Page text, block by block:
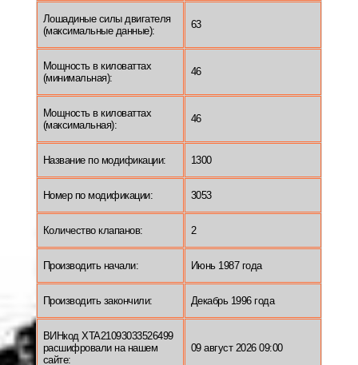
Лошадиные силы двигателя
(максимальные данные):
63
Мощность в киловаттах
(минимальная):
46
Мощность в киловаттах
(максимальная):
46
Название по модификации: 1300
Номер по модификации: 3053
Количество клапанов: 2
Производить начали: Июнь 1987 года
Производить закончили: Декабрь 1996 года
ВИНкод XTA21093033526499
расшифровали на нашем
сайте:
09 август 2026 09:00